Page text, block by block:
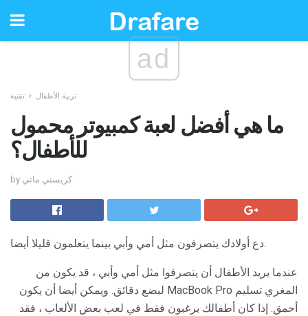
ad
تربية الأطفال تقنية
ما هي أفضل لعبة كمبيوتر محمول
للأطفال؟
by كريستي ماتي
دع أولادك يتصرفون مثل أمي وأبي بينما يتعلمون قليلا أيضا.
عندما يريد الأطفال أن يتصرفوا مثل أمي وأبي ، قد يكون من
المغري تسليم MacBook Pro لبضع دقائق. ويمكن أيضا أن يكون
أحمق. إذا كان أطفالك يرغبون فقط في لعب بعض الألعاب ، فقد